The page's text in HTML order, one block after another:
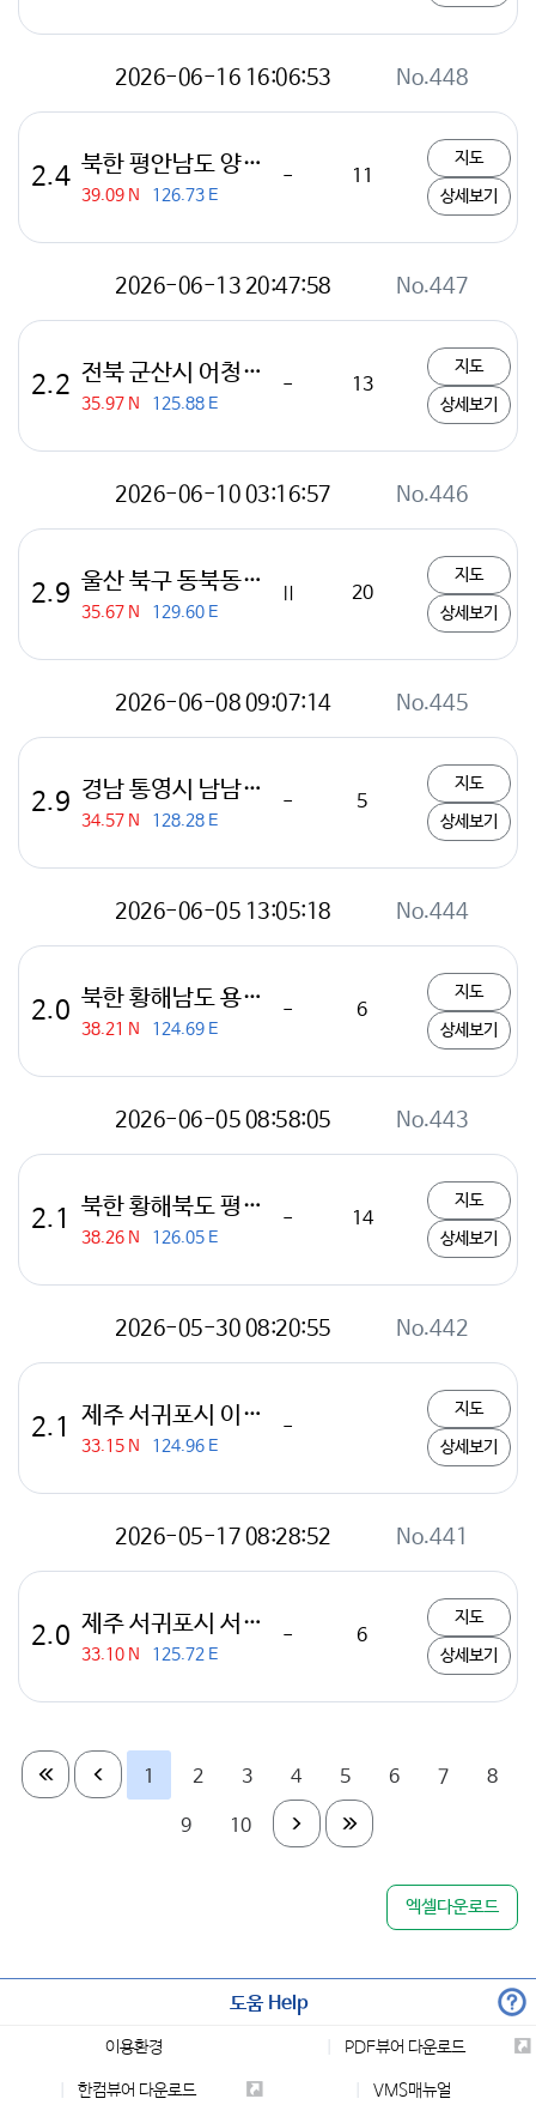
2026-06-16 16:06:53 No.448
2.4 북한 평안남도 양덕 남남동쪽 16km 지역
39.09 N 126.73 E
- 11
지도
상세보기
2026-06-13 20:47:58 No.447
2.2 전북 군산시 어청도 남남서쪽 19km 해역
35.97 N 125.88 E
- 13
지도
상세보기
2026-06-10 03:16:57 No.446
2.9 울산 북구 동북동쪽 24km 해역
35.67 N 129.60 E
20
지도
상세보기
2026-06-08 09:07:14 No.445
2.9 경남 통영시 남남서쪽 35km 해역
34.57 N 128.28 E
- 5
지도
상세보기
2026-06-05 13:05:18 No.444
2.0 북한 황해남도 용연 서북서쪽 21km 해역
38.21 N 124.69 E
- 6
지도
상세보기
2026-06-05 08:58:05 No.443
2.1 북한 황해북도 평산 서남서쪽 31km 지역
38.26 N 126.05 E
- 14
지도
상세보기
2026-05-30 08:20:55 No.442
2.1 제주 서귀포시 이어도 북쪽 116km 해역
33.15 N 124.96 E
-
지도
상세보기
2026-05-17 08:28:52 No.441
2.0 제주 서귀포시 서남서쪽 80km 해역
33.10 N 125.72 E
- 6
지도
상세보기
1 2 3 4 5 6 7 8
9 10
엑셀다운로드
도움 Help
이용환경 PDF뷰어 다운로드
한컴뷰어 다운로드 VMS매뉴얼